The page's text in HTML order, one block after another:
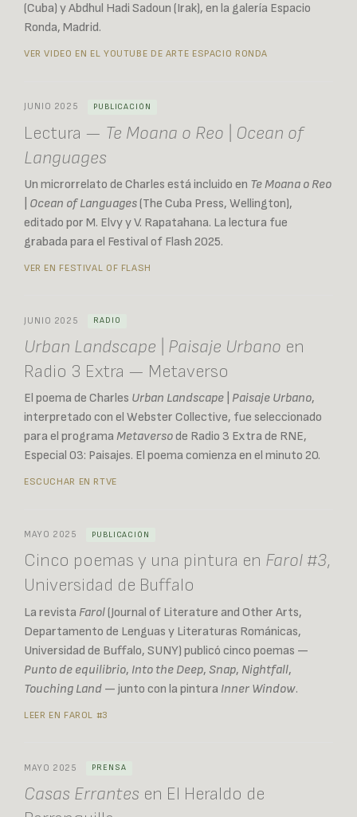
(Cuba) y Abdhul Hadi Sadoun (Irak), en la galería Espacio
Ronda, Madrid.
VER VIDEO EN EL YOUTUBE DE ARTE ESPACIO RONDA
JUNIO 2025 PUBLICACIÓN
Lectura — Te Moana o Reo | Ocean of
Languages
Un microrrelato de Charles está incluido en Te Moana o Reo
| Ocean of Languages(The Cuba Press, Wellington),
editado por M. Elvy y V. Rapatahana. La lectura fue
grabada para el Festival of Flash 2025.
VER EN FESTIVAL OF FLASH
JUNIO 2025 RADIO
Urban Landscape | Paisaje Urbano en
Radio 3 Extra — Metaverso
El poema de Charles Urban Landscape | Paisaje Urbano,
interpretado con el Webster Collective, fue seleccionado
para el programa Metaversode Radio 3 Extra de RNE,
Especial 03: Paisajes. El poema comienza en el minuto 20.
ESCUCHAR EN RTVE
MAYO 2025 PUBLICACIÓN
Cinco poemas y una pintura en Farol #3,
Universidad de Buffalo
La revista Farol(Journal of Literature and Other Arts,
Departamento de Lenguas y Literaturas Románicas,
Universidad de Buffalo, SUNY) publicó cinco poemas —
Punto de equilibrio, Into the Deep, Snap, Nightfall,
Touching Land — junto con la pintura Inner Window.
LEER EN FAROL #3
MAYO 2025 PRENSA
Casas Errantes en El Heraldo de